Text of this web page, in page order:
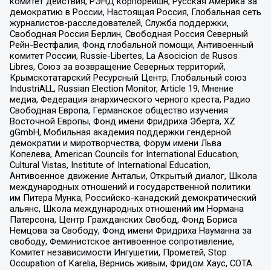
демократию в России, Настоящая Россия, Глобальная сеть
журналистов-расследователей, Служба поддержки,
Свободная Россия Берлин, Свободная Россия Северный
Рейн-Вестфалия, Фонд глобальной помощи, Антивоенный
комитет России, Russie-Libertes, La Asocicion de Rusos
Libres, Союз за возвращение Северных территорий,
Крымскотатарский Ресурсный Центр, Глобальный союз
IndustriALL, Russian Election Monitor, Article 19, Мнение
медиа, Федерация анархического черного креста, Радио
Свободная Европа, Германское общество изучения
Восточной Европы, Фонд имени Фридриха Эберта, XZ
gGmbH, Мобильная академия поддержки гендерной
демократии и миротворчества, Форум имени Льва
Копелева, American Councils for International Education,
Cultural Vistas, Institute of International Education,
Антивоенное движение Антальи, Открытый диалог, Школа
международных отношений и государственной политики
им Питера Мунка, Российско-канадский демократический
альянс, Школа международных отношений им Нормана
Патерсона, Центр Гражданских Свобод, Фонд Бориса
Немцова за Свободу, Фонд имени Фридриха Науманна за
свободу, Феминистское антивоенное сопротивление,
Комитет независимости Ингушетии, Прометей, Stop
Occupation of Karelia, Вернись живым, Фридом Хаус, СОТА